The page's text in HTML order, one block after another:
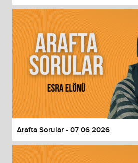
Arafta Sorular - 07 06 2026